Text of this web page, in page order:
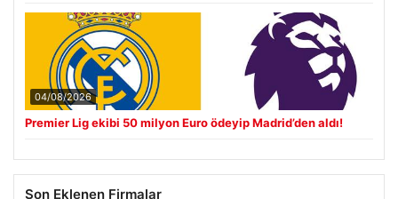
04/08/2026
Premier Lig ekibi 50 milyon Euro ödeyip Madrid’den aldı!
Son Eklenen Firmalar